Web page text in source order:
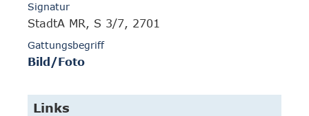
Signatur
StadtA MR, S 3/7, 2701
Gattungsbegriff
Bild/Foto
Links